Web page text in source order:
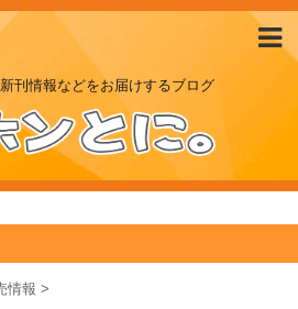
刊情報などをお届けするブログ
情報 >